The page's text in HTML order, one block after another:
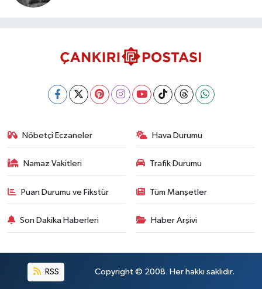
Nöbetçi Eczaneler Hava Durumu
Namaz Vakitleri Trafik Durumu
Puan Durumu ve Fikstür Tüm Manşetler
Son Dakika Haberleri Haber Arşivi
RSS Copyright © 2008. Her hakkı saklıdır.